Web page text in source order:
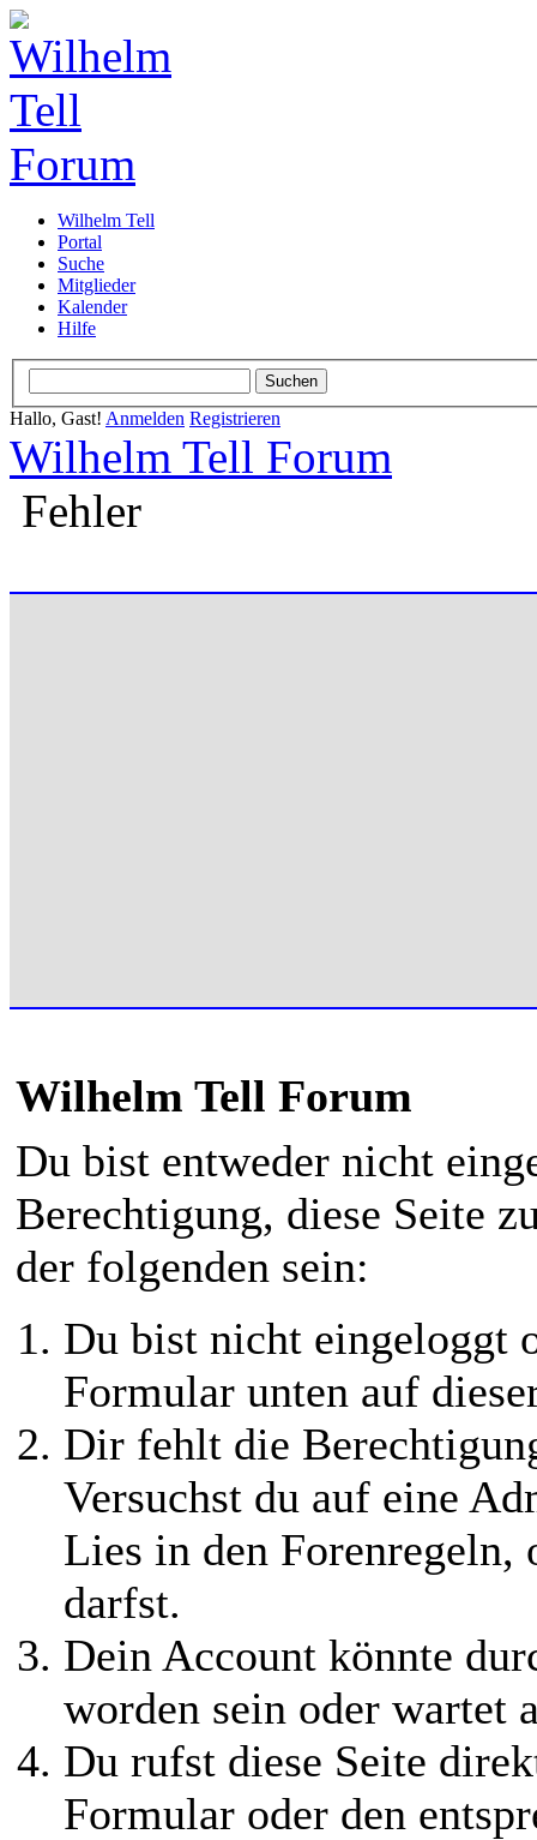
Wilhelm Tell
Portal
Suche
Mitglieder
Kalender
Hilfe
Hallo, Gast! Anmelden Registrieren
Wilhelm Tell Forum
Fehler
Wilhelm Tell Forum
Du bist entweder nicht
Berechtigung, diese Seite
der folgenden sein:
Du bist nicht eingeloggt
Formular unten auf
Dir fehlt die
Versuchst du auf eine
Lies in den Forenregeln,
darfst.
Dein Account könnte
worden sein oder wartet
Du rufst diese Seite
Formular oder den